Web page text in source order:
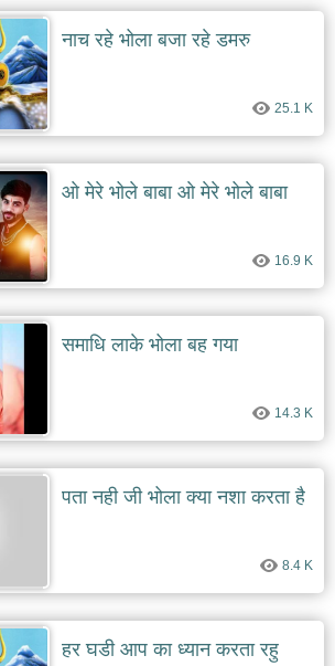
नाच रहे भोला बजा रहे डमरु
25.1 K
ओ मेरे भोले बाबा ओ मेरे भोले बाबा
16.9 K
समाधि लाके भोला बह गया
14.3 K
पता नही जी भोला क्या नशा करता है
8.4 K
हर घडी आप का ध्यान करता रहु